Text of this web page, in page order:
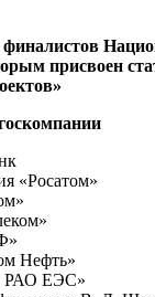
присвоен
«Росатом»
Нефть»
РАО ЕЭС»